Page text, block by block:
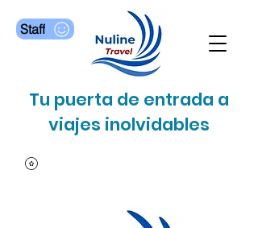
Staff
Tu puerta de entrada a
viajes inolvidables